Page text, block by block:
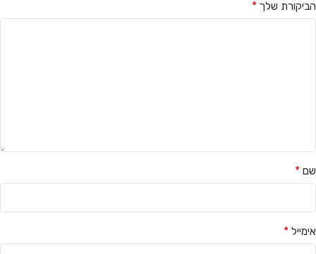
הביקורת שלך *
שם *
אימייל *